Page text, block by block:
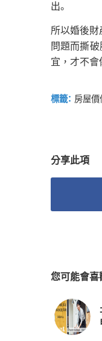
出。
所以婚後
問題而撕
宜，才不會
標籤： 房屋價
分享此項
您可能會喜